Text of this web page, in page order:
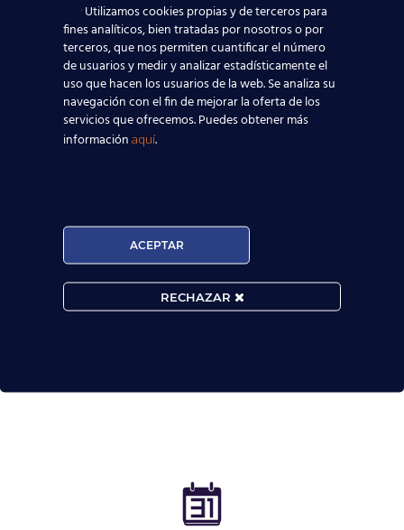

Utilizamos cookies propias y de terceros para
fines analíticos, bien tratadas por nosotros o por
terceros, que nos permiten cuantificar el número
de usuarios y medir y analizar estadísticamente el
uso que hacen los usuarios de la web. Se analiza su
navegación con el fin de mejorar la oferta de los
servicios que ofrecemos. Puedes obtener más
información aquí.
ACEPTAR
RECHAZAR